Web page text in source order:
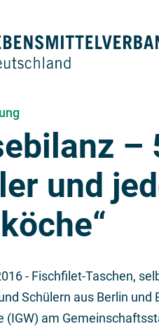
–
und
- Fischfilet-Taschen,
Schülern aus Berlin
(IGW) am